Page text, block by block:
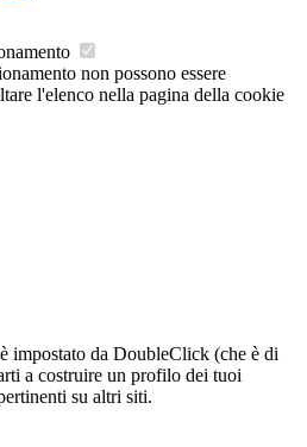
non possono essere
l'elenco nella pagina della cookie
impostato da DoubleClick (che è di
a costruire un profilo dei tuoi
su altri siti.